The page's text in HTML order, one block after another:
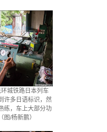
城铁路日本列车
许多日语标识，然
练，车上大部分功
图/杨新鹏）